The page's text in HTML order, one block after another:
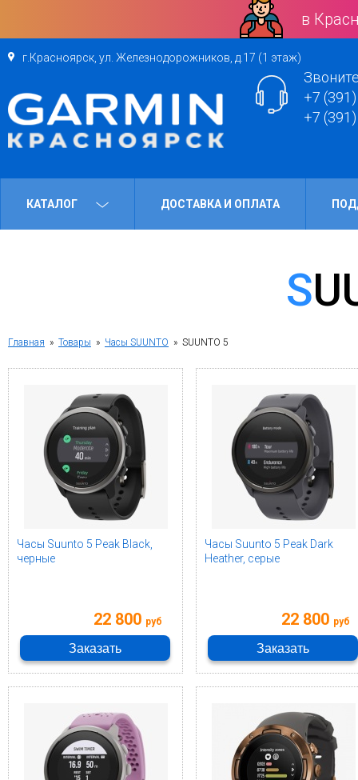
в
г.Красноярск, ул. Железнодорожников, д.17 (1 этаж)
+7
+7
КАТАЛОГ ДОСТАВКА И ОПЛАТА
Главная » Товары » Часы SUUNTO » SUUNTO 5
Часы Suunto 5 Peak Black,
черные
22 800 руб
Заказать
Часы Suunto 5 Peak Dark
Heather, серые
22 800 руб
Заказать